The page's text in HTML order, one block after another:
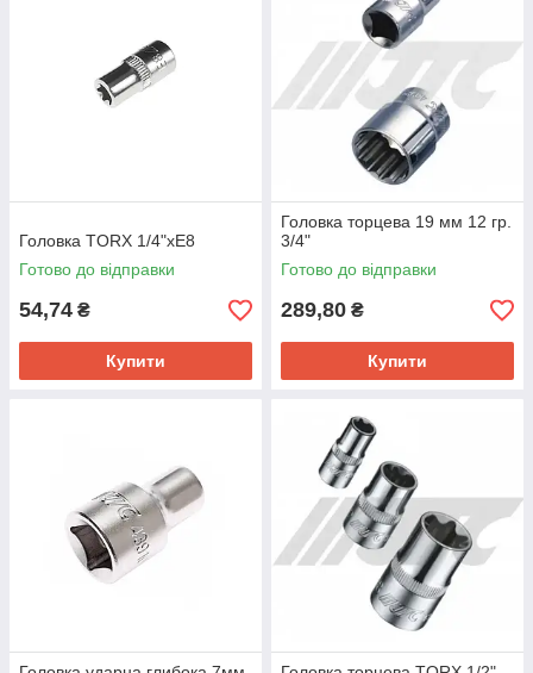
Головка TORX 1/4"хЕ8
Готово до відправки
54,74 ₴
Купити
Головка торцева 19 мм 12 гр.
3/4"
Готово до відправки
289,80 ₴
Купити